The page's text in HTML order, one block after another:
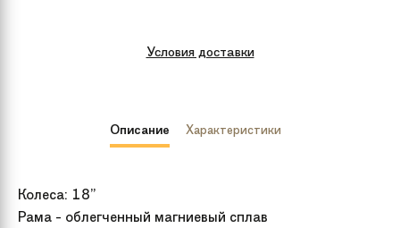
Условия доставки
Описание Характеристики
Колеса: 18”
Рама - облегченный магниевый сплав